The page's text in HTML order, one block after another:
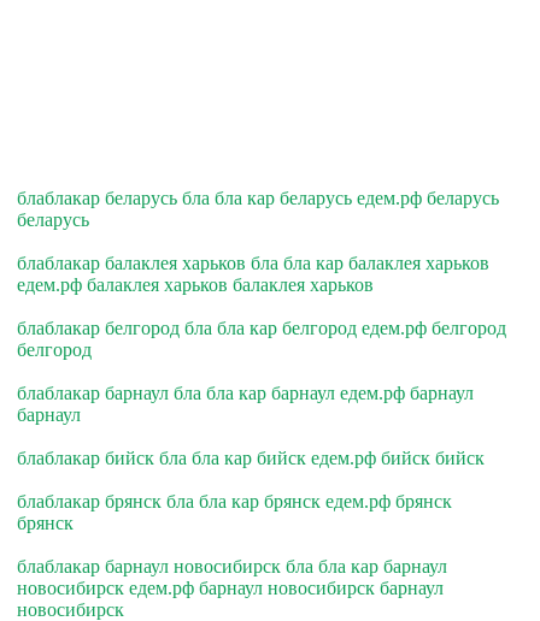
блаблакар беларусь бла бла кар беларусь едем.рф беларусь
беларусь
блаблакар балаклея харьков бла бла кар балаклея харьков
едем.рф балаклея харьков балаклея харьков
блаблакар белгород бла бла кар белгород едем.рф белгород
белгород
блаблакар барнаул бла бла кар барнаул едем.рф барнаул
барнаул
блаблакар бийск бла бла кар бийск едем.рф бийск бийск
блаблакар брянск бла бла кар брянск едем.рф брянск
брянск
блаблакар барнаул новосибирск бла бла кар барнаул
новосибирск едем.рф барнаул новосибирск барнаул
новосибирск